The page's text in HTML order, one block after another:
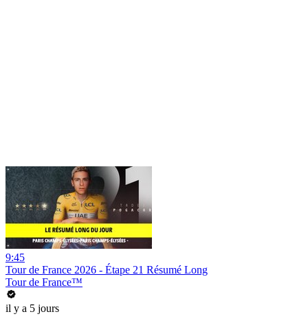
9:45
Tour de France 2026 - Étape 21 Résumé Long
Tour de France™
il y a 5 jours